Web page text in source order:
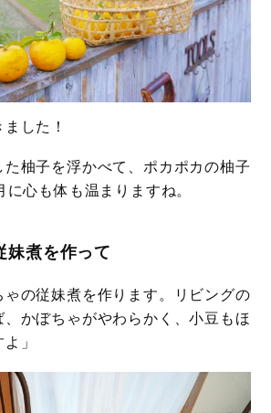
した！
柚子を浮かべて、ポカポカの柚子
心も体も温まりますね。
妹煮を作って
ゃの従妹煮を作ります。リビングの
かぼちゃがやわらかく、小豆もほ
」